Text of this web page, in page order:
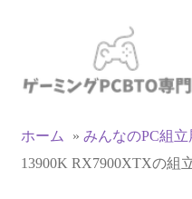
ゲ
ョ
ン
テ
へ
ス
マイアカウント
ホーム » みんなのPC組立
13900K RX7900XTXの組